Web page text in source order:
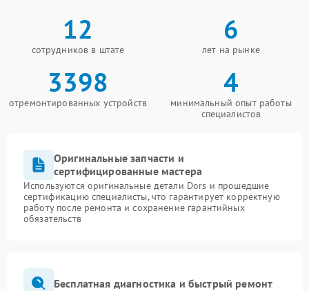
12
сотрудников в штате
6
лет на рынке
3398
отремонтированных устройств
4
минимальный опыт работы
специалистов
Оригинальные запчасти и
сертифицированные мастера
Используются оригинальные детали Dors и прошедшие
сертификацию специалисты, что гарантирует корректную
работу после ремонта и сохранение гарантийных
обязательств
Бесплатная диагностика и быстрый ремонт